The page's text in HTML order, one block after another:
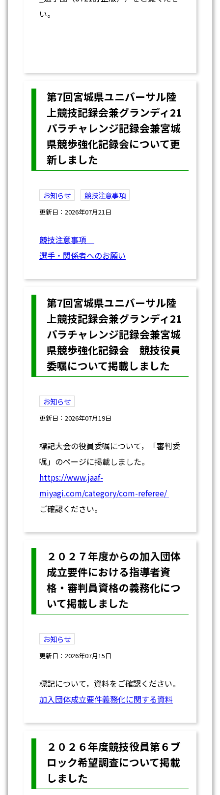
い。
第7回宮城県ユニバーサル陸
上競技記録会兼グランディ21
パラチャレンジ記録会兼宮城
県競歩強化記録会について更
新しました
お知らせ 競技注意事項
更新日：2026年07月21日
競技注意事項
選手・関係者へのお願い
第7回宮城県ユニバーサル陸
上競技記録会兼グランディ21
パラチャレンジ記録会兼宮城
県競歩強化記録会 競技役員
委嘱について掲載しました
お知らせ
更新日：2026年07月19日
標記大会の役員委嘱について，「審判委
嘱」のページに掲載しました。
https://www.jaaf-
miyagi.com/category/com-referee/
ご確認ください。
２０２７年度からの加入団体
成立要件における指導者資
格・審判員資格の義務化につ
いて掲載しました
お知らせ
更新日：2026年07月15日
標記について，資料をご確認ください。
加入団体成立要件義務化に関する資料
２０２６年度競技役員第６ブ
ロック希望調査について掲載
しました